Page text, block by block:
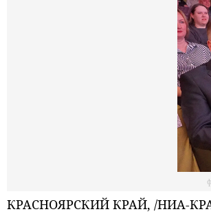
КРАСНОЯРСКИЙ КРАЙ, /НИА-